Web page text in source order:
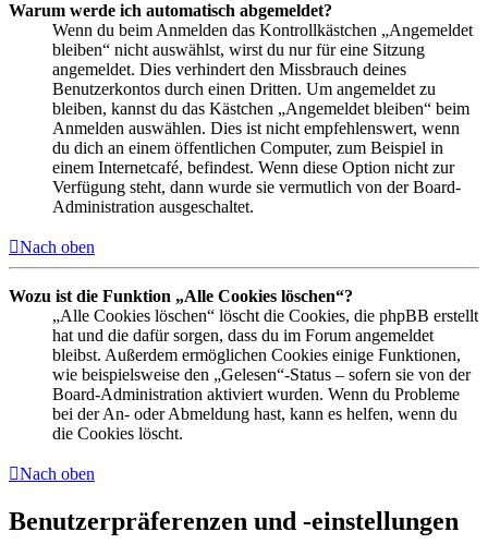
Warum werde ich automatisch abgemeldet?
Wenn du beim Anmelden das Kontrollkästchen „Angemeldet
bleiben“ nicht auswählst, wirst du nur für eine Sitzung
angemeldet. Dies verhindert den Missbrauch deines
Benutzerkontos durch einen Dritten. Um angemeldet zu
bleiben, kannst du das Kästchen „Angemeldet bleiben“ beim
Anmelden auswählen. Dies ist nicht empfehlenswert, wenn
du dich an einem öffentlichen Computer, zum Beispiel in
einem Internetcafé, befindest. Wenn diese Option nicht zur
Verfügung steht, dann wurde sie vermutlich von der Board-
Administration ausgeschaltet.
Nach oben
Wozu ist die Funktion „Alle Cookies löschen“?
„Alle Cookies löschen“ löscht die Cookies, die phpBB erstellt
hat und die dafür sorgen, dass du im Forum angemeldet
bleibst. Außerdem ermöglichen Cookies einige Funktionen,
wie beispielsweise den „Gelesen“-Status – sofern sie von der
Board-Administration aktiviert wurden. Wenn du Probleme
bei der An- oder Abmeldung hast, kann es helfen, wenn du
die Cookies löscht.
Nach oben
Benutzerpräferenzen und -einstellungen